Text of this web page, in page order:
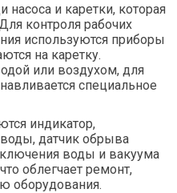
и каретки, которая
контроля рабочих
используются приборы
на каретку.
или воздухом, для
специальное
индикатор,
датчик обрыва
воды и вакуума
облегчает ремонт,
оборудования.